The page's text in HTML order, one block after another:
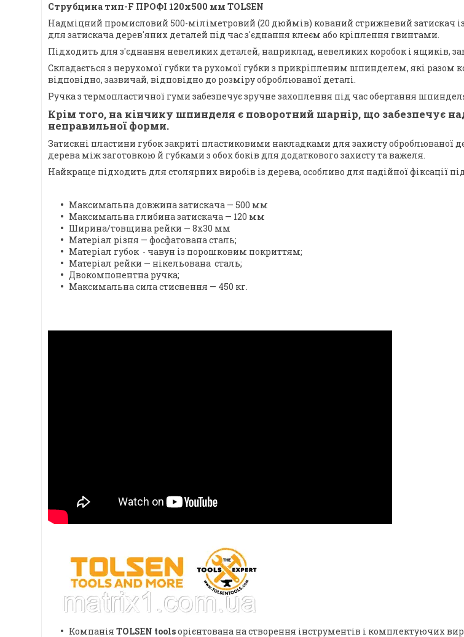
Струбцина тип-F ПРОФІ 120х500 мм TOLSEN
Надміцний промисловий 500-міліметровий (20 дюймів) кований стрижневий затискач
для затискача дерев'яних деталей під час з'єднання клеєм або кріплення гвинтами.
Підходить для з'єднання невеликих деталей, наприклад, невеликих коробок і ящиків,
Складається з нерухомої губки та рухомої губки з прикріпленим шпинделем, які разом
відповідно, зазвичай, відповідно до розміру оброблюваної деталі.
Ручка з термопластичної гуми забезпечує зручне захоплення під час обертання
Крім того, на кінчику шпинделя є поворотний шарнір, що забезпечує
неправильної форми.
Затискні пластини губок закриті пластиковими накладками для захисту оброблюваної
дерева між заготовкою й губками з обох боків для додаткового захисту та важеля.
Найкраще підходить для столярних виробів із дерева, особливо для надійної фіксації
Максимальна довжина затискача — 500 мм
Максимальна глибина затискача — 120 мм
Ширина/товщина рейки — 8х30 мм
Матеріал різня — фосфатована сталь;
Матеріал губок - чавун із порошковим покриттям;
Матеріал рейки — нікельована сталь;
Двокомпонентна ручка;
Максимальна сила стиснення — 450 кг.
Компанія TOLSEN toolsорієнтована на створення інструментів і комплектуючих